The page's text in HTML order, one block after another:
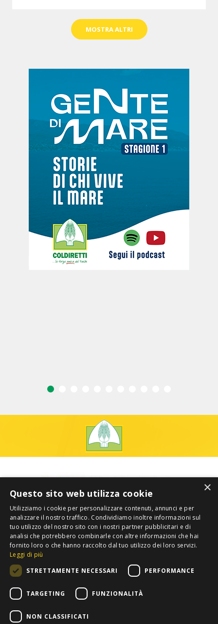
MOSTRA ALTRI
×
Questo sito web utilizza cookie
Utilizziamo i cookie per personalizzare contenuti, annunci e per
analizzare il nostro traffico. Condividiamo inoltre informazioni sul
tuo utilizzo del nostro sito con i nostri partner pubblicitari e di
analisi che potrebbero combinarle con altre informazioni che hai
fornito loro o che hanno raccolto dal tuo utilizzo dei loro servizi.
Leggi di più
STRETTAMENTE NECESSARI
PERFORMANCE
TARGETING FUNZIONALITÀ
NON CLASSIFICATI